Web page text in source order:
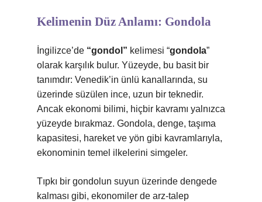
Kelimenin Düz Anlamı: Gondola
İngilizce’de “gondol” kelimesi “gondola”
olarak karşılık bulur. Yüzeyde, bu basit bir
tanımdır: Venedik’in ünlü kanallarında, su
üzerinde süzülen ince, uzun bir teknedir.
Ancak ekonomi bilimi, hiçbir kavramı yalnızca
yüzeyde bırakmaz. Gondola, denge, taşıma
kapasitesi, hareket ve yön gibi kavramlarıyla,
ekonominin temel ilkelerini simgeler.
Tıpkı bir gondolun suyun üzerinde dengede
kalması gibi, ekonomiler de arz-talep